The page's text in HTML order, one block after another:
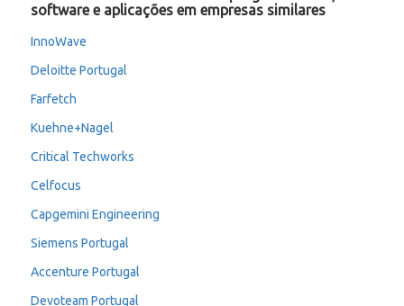
software e aplicações em empresas similares
InnoWave
Deloitte Portugal
Farfetch
Kuehne+Nagel
Critical Techworks
Celfocus
Capgemini Engineering
Siemens Portugal
Accenture Portugal
Devoteam Portugal